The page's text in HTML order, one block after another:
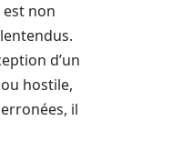
non
d’un
hostile,
il